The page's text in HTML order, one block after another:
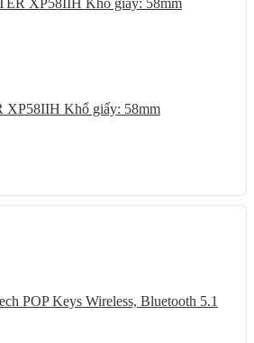
Khổ giấy: 58mm